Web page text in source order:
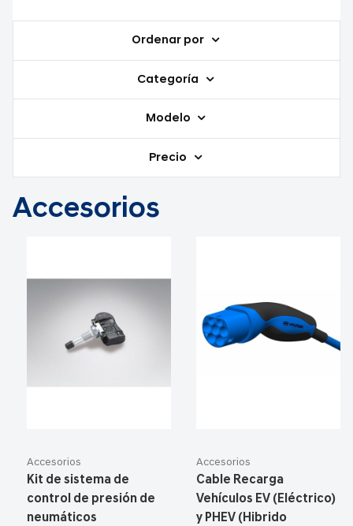
Ordenar por
Categoría
Modelo
Precio
Accesorios
Accesorios
Kit de sistema de
control de presión de
neumáticos
Accesorios
Cable Recarga
Vehículos EV (Eléctrico)
y PHEV (Hibrido